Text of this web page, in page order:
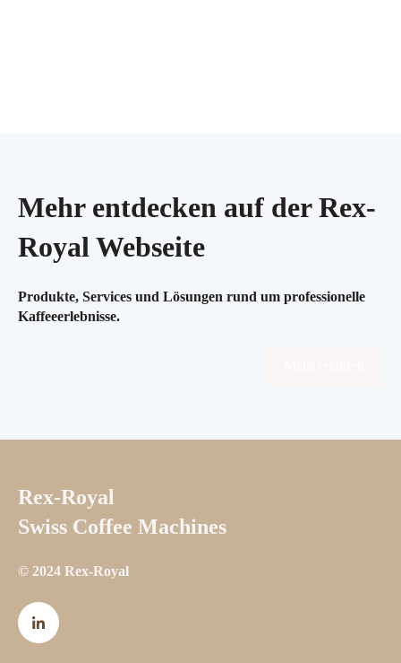
Mehr entdecken auf der Rex-
Royal Webseite
Produkte, Services und Lösungen rund um professionelle
Kaffeeerlebnisse.
Rex-Royal
Swiss Coffee Machines
© 2024 Rex-Royal